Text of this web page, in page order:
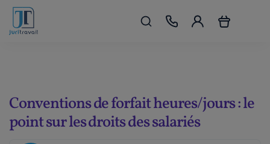
Conventions de forfait heures/jours : le
point sur les droits des salariés